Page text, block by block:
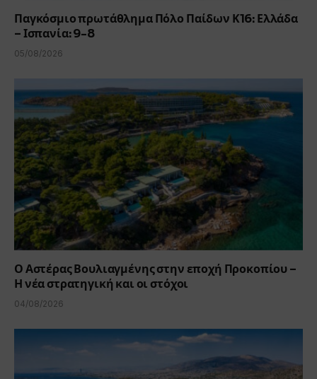
Παγκόσμιο πρωτάθλημα Πόλο Παίδων Κ16: Ελλάδα
– Ισπανία: 9-8
05/08/2026
Ο Αστέρας Βουλιαγμένης στην εποχή Προκοπίου –
Η νέα στρατηγική και οι στόχοι
04/08/2026